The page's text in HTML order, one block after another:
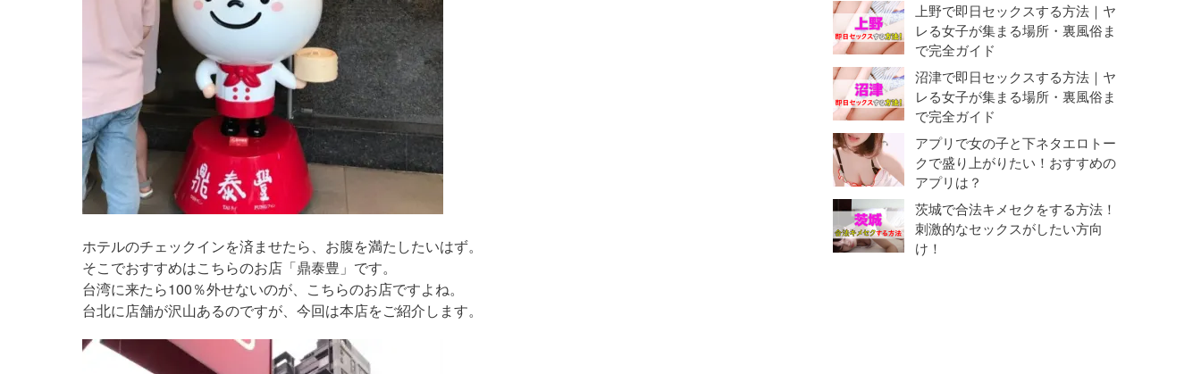
ホテルのチェックインを済ませたら、お腹を満たしたいはず。
そこでおすすめはこちらのお店「鼎泰豊」です。
台湾に来たら100％外せないのが、こちらのお店ですよね。
台北に店舗が沢山あるのですが、今回は本店をご紹介します。
上野で即日セックスする方法｜ヤ
レる女子が集まる場所・裏風俗ま
で完全ガイド
沼津で即日セックスする方法｜ヤ
レる女子が集まる場所・裏風俗ま
で完全ガイド
アプリで女の子と下ネタエロトー
クで盛り上がりたい！おすすめの
アプリは？
茨城で合法キメセクをする方法！
刺激的なセックスがしたい方向
け！